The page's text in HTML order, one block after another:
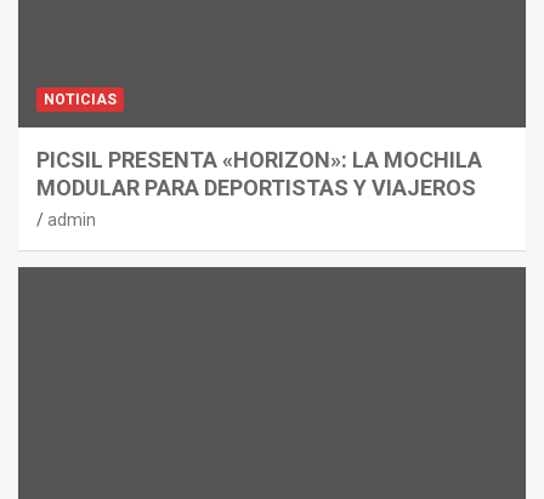
NOTICIAS
PICSIL PRESENTA «HORIZON»: LA MOCHILA
MODULAR PARA DEPORTISTAS Y VIAJEROS
admin